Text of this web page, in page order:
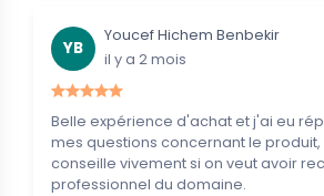
YB
Youcef Hichem Benbekir
il y a 2 mois
Belle expérience d'achat et j'ai eu
mes questions concernant le produit,
conseille vivement si on veut avoir
professionnel du domaine.